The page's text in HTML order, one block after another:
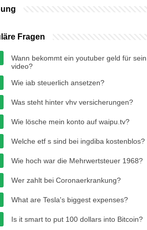
Fragen
Wann bekommt ein youtuber geld für sein
video?
Wie iab steuerlich ansetzen?
Was steht hinter vhv versicherungen?
Wie lösche mein konto auf waipu.tv?
Welche etf s sind bei ingdiba kostenblos?
Wie hoch war die Mehrwertsteuer 1968?
Wer zahlt bei Coronaerkrankung?
What are Tesla's biggest expenses?
Is it smart to put 100 dollars into Bitcoin?